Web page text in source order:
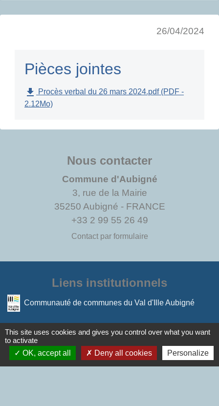
26/04/2024
Pièces jointes
file_download
Procès verbal du 26 mars 2024.pdf (PDF -
2.12Mo)
Nous contacter
Commune d'Aubigné
3, rue de la Mairie
35250 Aubigné - FRANCE
+33 2 99 55 26 49
Contact par formulaire
Liens institutionnels
Communauté de communes du Val d'Ille Aubigné
Mentions légales Politique de confidentialité
Accessibilité - Plan du site -
This site uses cookies and gives you control over what you want
to activate
OK, accept all
Deny all cookies Personalize